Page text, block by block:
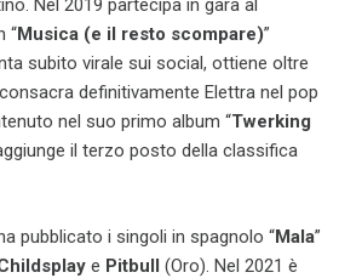
Nel 2019 partecipa in gara al
“Musica (e il resto scompare)”
subito virale sui social, ottiene oltre
definitivamente Elettra nel pop
nel suo primo album “Twerking
il terzo posto della classifica
pubblicato i singoli in spagnolo “Mala”
e Pitbull (Oro). Nel 2021 è